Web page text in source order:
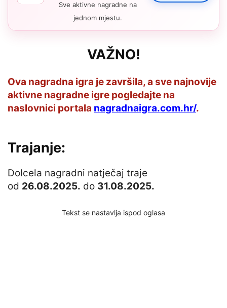
Sve aktivne nagradne na
jednom mjestu.
VAŽNO!
Ova nagradna igra je završila, a sve najnovije
aktivne nagradne igre pogledajte na
naslovnici portala nagradnaigra.com.hr/.
Trajanje:
Dolcela nagradni natječaj traje
od 26.08.2025. do 31.08.2025.
Tekst se nastavlja ispod oglasa